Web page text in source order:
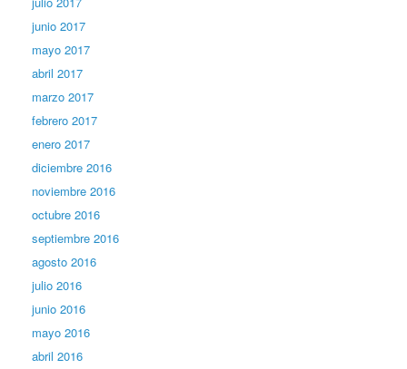
junio 2017
mayo 2017
abril 2017
marzo 2017
febrero 2017
enero 2017
diciembre 2016
noviembre 2016
octubre 2016
septiembre 2016
agosto 2016
julio 2016
junio 2016
mayo 2016
abril 2016